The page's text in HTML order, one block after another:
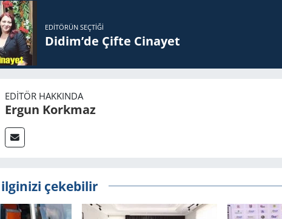
EDITÖRÜN SEÇTIĞI
Didim’de Çifte Ci­na­yet
EDITÖR HAKKINDA
Ergun Korkmaz
çekebilir